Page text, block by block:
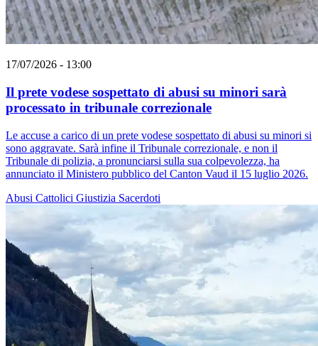
17/07/2026 - 13:00
Il prete vodese sospettato di abusi su minori sarà
processato in tribunale correzionale
Le accuse a carico di un prete vodese sospettato di abusi su minori si
sono aggravate. Sarà infine il Tribunale correzionale, e non il
Tribunale di polizia, a pronunciarsi sulla sua colpevolezza, ha
annunciato il Ministero pubblico del Canton Vaud il 15 luglio 2026.
Abusi Cattolici Giustizia Sacerdoti